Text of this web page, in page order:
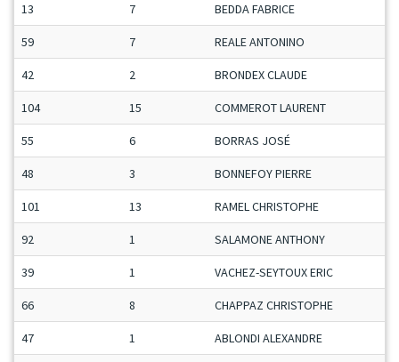
13 7 BEDDA FABRICE
59 7 REALE ANTONINO
42 2 BRONDEX CLAUDE
104 15 COMMEROT LAURENT
55 6 BORRAS JOSÉ
48 3 BONNEFOY PIERRE
101 13 RAMEL CHRISTOPHE
92 1 SALAMONE ANTHONY
39 1 VACHEZ-SEYTOUX ERIC
66 8 CHAPPAZ CHRISTOPHE
47 1 ABLONDI ALEXANDRE